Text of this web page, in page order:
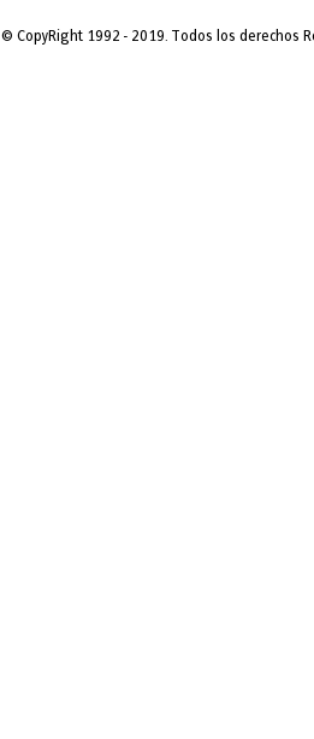
© CopyRight 1992 - 2019. Todos los derechos